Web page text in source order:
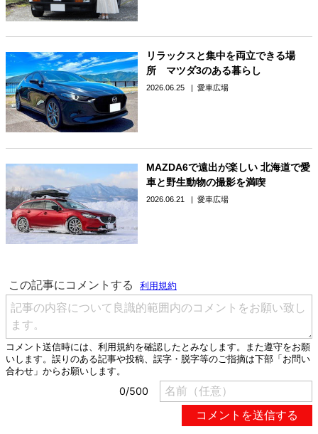
リラックスと集中を両立できる場
所 マツダ3のある暮らし
2026.06.25 愛車広場
MAZDA6で遠出が楽しい 北海道で愛
車と野生動物の撮影を満喫
2026.06.21 愛車広場